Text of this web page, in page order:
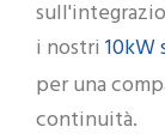
i nostri
per una
continuità.